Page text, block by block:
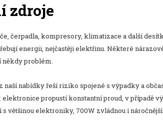
zdroje
čerpadla, kompresory, klimatizace a další
energii, nejčastěji elektřinu. Některé
někdy problém.
naší nabídky řeší riziko spojené s výpadky a
elektronice propustí konstantní proud, v případě
s většinou elektroniky, 700W zvládnou i